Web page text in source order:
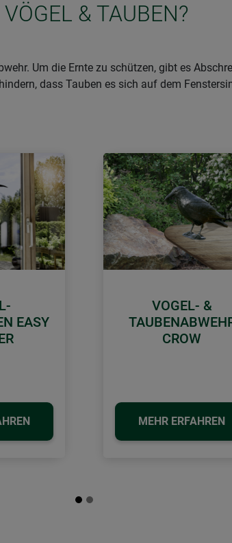
& TAUBEN?
Um die Ernte zu schützen, gibt es
dass Tauben es sich auf dem
EASY
VOGEL- &
CROW
MEHR ERFAHREN